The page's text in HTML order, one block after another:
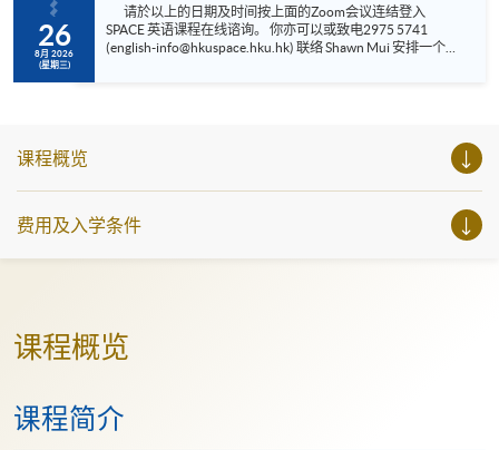
26
8月 2026
(星期三)
SPACE 英语课程在线谘询。 你亦可以或致电2975 5741
(english-info@hkuspace.hku.hk) 联络 Shawn Mui 安排一个
课程概览
费用及入学条件
课程概览
课程简介